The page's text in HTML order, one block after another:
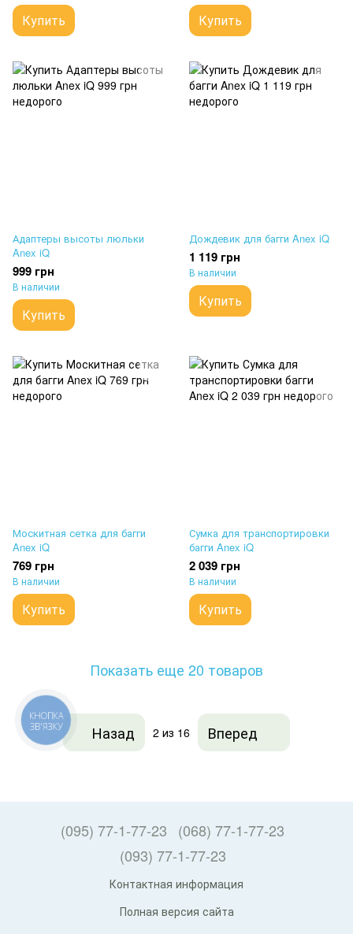
Купить Купить
Адаптеры высоты люльки
Anex iQ
999 грн
В наличии
Купить
Дождевик для багги Anex iQ
1 119 грн
В наличии
Купить
Москитная сетка для багги
Anex iQ
769 грн
В наличии
Купить
Сумка для транспортировки
багги Anex iQ
2 039 грн
В наличии
Купить
Показать еще 20 товаров
Назад 2 из 16 Вперед
(095) 77-1-77-23
(068) 77-1-77-23
(093) 77-1-77-23
Контактная информация
Полная версия сайта
КНОПКА
ЗВ'ЯЗКУ